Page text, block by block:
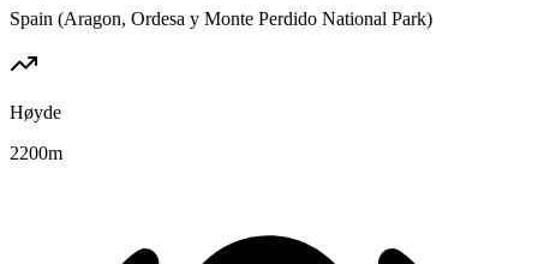
Spain (Aragon, Ordesa y Monte Perdido National Park)
Høyde
2200m